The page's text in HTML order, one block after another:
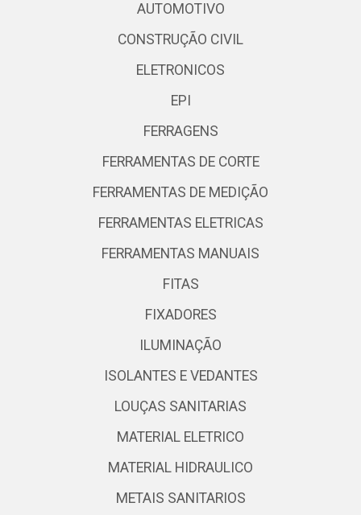
AUTOMOTIVO
CONSTRUÇÃO CIVIL
ELETRONICOS
EPI
FERRAGENS
FERRAMENTAS DE CORTE
FERRAMENTAS DE MEDIÇÃO
FERRAMENTAS ELETRICAS
FERRAMENTAS MANUAIS
FITAS
FIXADORES
ILUMINAÇÃO
ISOLANTES E VEDANTES
LOUÇAS SANITARIAS
MATERIAL ELETRICO
MATERIAL HIDRAULICO
METAIS SANITARIOS